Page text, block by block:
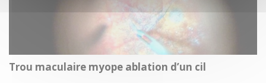
Trou maculaire myope ablation d’un cil